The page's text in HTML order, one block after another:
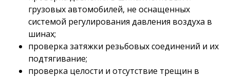
грузовых автомобилей, не оснащенных
системой регулирования давления воздуха в
шинах;
проверка затяжки резьбовых соединений и их
подтягивание;
проверка целости и отсутствие трещин в